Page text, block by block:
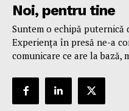
Noi, pentru tine
Suntem o echipă
Experiența în presă ne-a
comunicare ce are la bază,